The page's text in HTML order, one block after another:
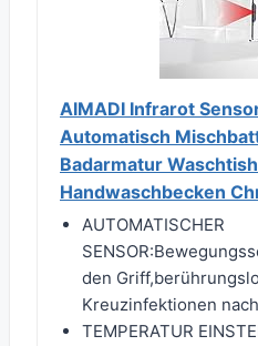
AIMADI Infrarot
Automatisch
Badarmatur
Handwaschbecken
AUTOMATISCHER
den
Kreuzinfektionen
TEMPERATUR